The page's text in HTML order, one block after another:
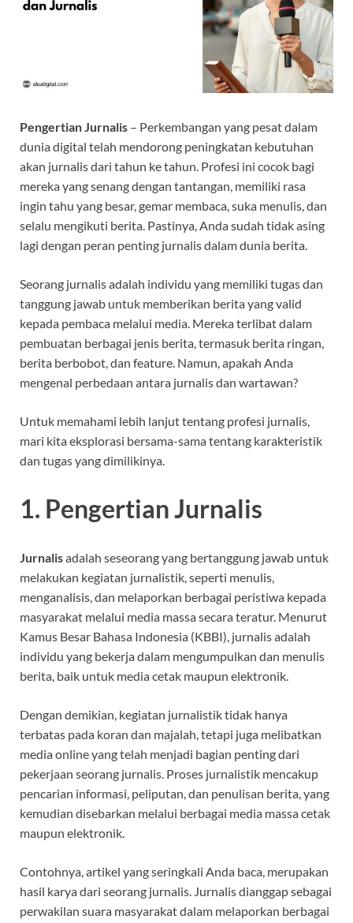
Pengertian Jurnalis – Perkembangan yang pesat dalam
dunia digital telah mendorong peningkatan kebutuhan
akan jurnalis dari tahun ke tahun. Profesi ini cocok bagi
mereka yang senang dengan tantangan, memiliki rasa
ingin tahu yang besar, gemar membaca, suka menulis, dan
selalu mengikuti berita. Pastinya, Anda sudah tidak asing
lagi dengan peran penting jurnalis dalam dunia berita.
Seorang jurnalis adalah individu yang memiliki tugas dan
tanggung jawab untuk memberikan berita yang valid
kepada pembaca melalui media. Mereka terlibat dalam
pembuatan berbagai jenis berita, termasuk berita ringan,
berita berbobot, dan feature. Namun, apakah Anda
mengenal perbedaan antara jurnalis dan wartawan?
Untuk memahami lebih lanjut tentang profesi jurnalis,
mari kita eksplorasi bersama-sama tentang karakteristik
dan tugas yang dimilikinya.
1. Pengertian Jurnalis
Jurnalisadalah seseorang yang bertanggung jawab untuk
melakukan kegiatan jurnalistik, seperti menulis,
menganalisis, dan melaporkan berbagai peristiwa kepada
masyarakat melalui media massa secara teratur. Menurut
Kamus Besar Bahasa Indonesia (KBBI), jurnalis adalah
individu yang bekerja dalam mengumpulkan dan menulis
berita, baik untuk media cetak maupun elektronik.
Dengan demikian, kegiatan jurnalistik tidak hanya
terbatas pada koran dan majalah, tetapi juga melibatkan
media online yang telah menjadi bagian penting dari
pekerjaan seorang jurnalis. Proses jurnalistik mencakup
pencarian informasi, peliputan, dan penulisan berita, yang
kemudian disebarkan melalui berbagai media massa cetak
maupun elektronik.
Contohnya, artikel yang seringkali Anda baca, merupakan
hasil karya dari seorang jurnalis. Jurnalis dianggap sebagai
perwakilan suara masyarakat dalam melaporkan berbagai